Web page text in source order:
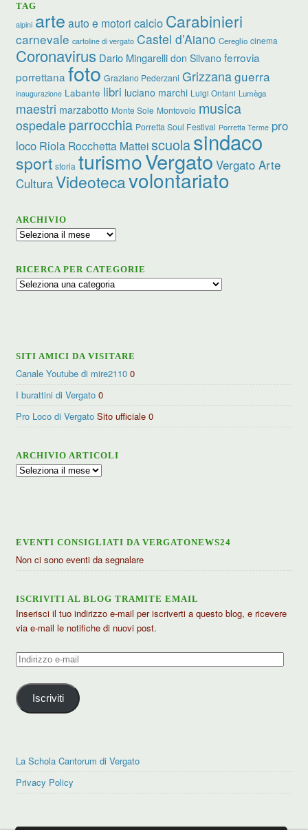
TAG
alpini arte auto e motori calcio Carabinieri
carnevale cartoline di vergato Castel d’Aiano Cereglio cinema
Coronavirus Dario Mingarelli don Silvano ferrovia
porrettana foto Graziano Pederzani Grizzanaguerra
inaugurazione Labante libri luciano marchi Luigi Ontani Lumèga
maestri marzabotto Monte Sole Montovolo musica
ospedale parrocchia Porretta Soul Festival Porretta Terme pro
loco Riola Rocchetta Matteiscuolasindaco
sport storia turismoVergato Vergato Arte
CulturaVideotecavolontariato
ARCHIVIO
Archivio
RICERCA PER CATEGORIE
Ricerca
SITI AMICI DA VISITARE
Canale Youtube di mire2110 0
I burattini di Vergato 0
Pro Loco di Vergato Sito ufficiale 0
ARCHIVIO ARTICOLI
Archivio
EVENTI CONSIGLIATI DA VERGATONEWS24
Non ci sono eventi da segnalare
ISCRIVITI AL BLOG TRAMITE EMAIL
Inserisci il tuo indirizzo e-mail per iscriverti a questo blog, e ricevere
via e-mail le notifiche di nuovi post.
Indirizzo
mail
Iscriviti
La Schola Cantorum di Vergato
Privacy Policy